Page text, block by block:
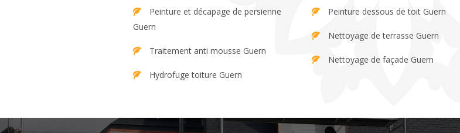
Guern
Traitement anti mousse Guern
Hydrofuge toiture Guern
Peinture dessous de toit Guern
Nettoyage de terrasse Guern
Nettoyage de façade Guern